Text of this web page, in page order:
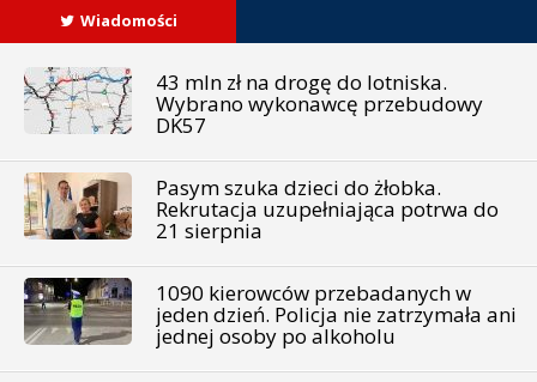
Wiadomości
43 mln zł na drogę do lotniska.
Wybrano wykonawcę przebudowy
DK57
Pasym szuka dzieci do żłobka.
Rekrutacja uzupełniająca potrwa do
21 sierpnia
1090 kierowców przebadanych w
jeden dzień. Policja nie zatrzymała ani
jednej osoby po alkoholu